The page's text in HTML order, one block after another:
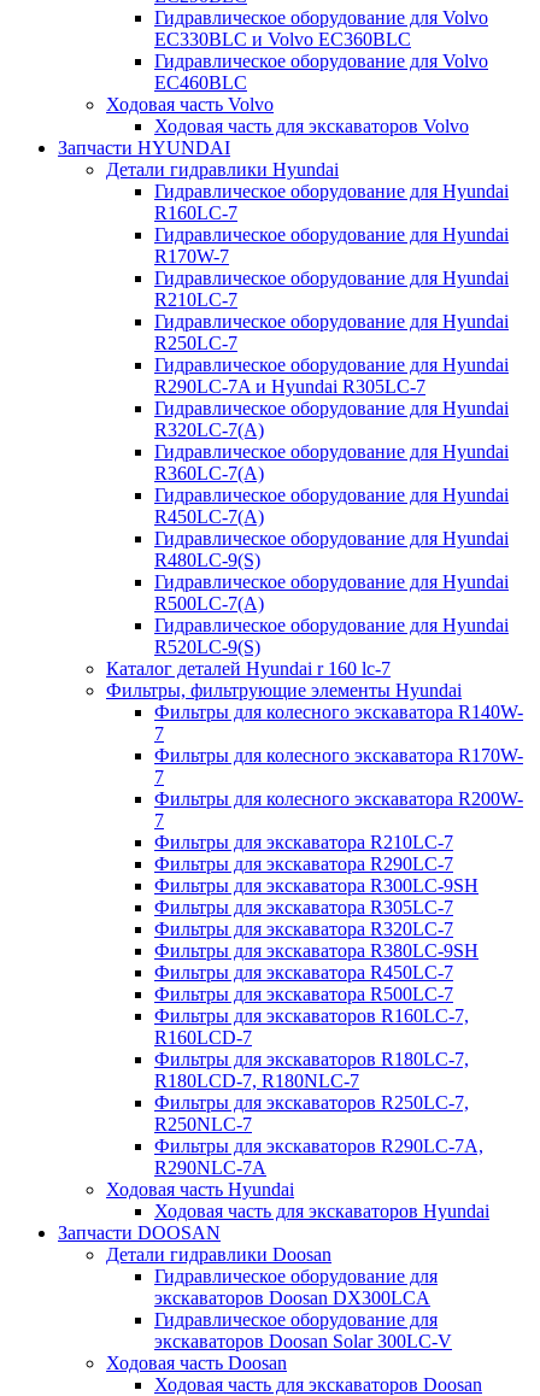
Гидравлическое оборудование для Volvo
EC330BLC и Volvo EC360BLC
Гидравлическое оборудование для Volvo
EC460BLC
Ходовая часть Volvo
Ходовая часть для экскаваторов Volvo
Запчасти HYUNDAI
Детали гидравлики Hyundai
Гидравлическое оборудование для Hyundai
R160LC-7
Гидравлическое оборудование для Hyundai
R170W-7
Гидравлическое оборудование для Hyundai
R210LC-7
Гидравлическое оборудование для Hyundai
R250LC-7
Гидравлическое оборудование для Hyundai
R290LC-7A и Hyundai R305LC-7
Гидравлическое оборудование для Hyundai
R320LC-7(A)
Гидравлическое оборудование для Hyundai
R360LC-7(A)
Гидравлическое оборудование для Hyundai
R450LC-7(A)
Гидравлическое оборудование для Hyundai
R480LC-9(S)
Гидравлическое оборудование для Hyundai
R500LC-7(A)
Гидравлическое оборудование для Hyundai
R520LC-9(S)
Каталог деталей Hyundai r 160 lc-7
Фильтры, фильтрующие элементы Hyundai
Фильтры для колесного экскаватора R140W-
7
Фильтры для колесного экскаватора R170W-
7
Фильтры для колесного экскаватора R200W-
7
Фильтры для экскаватора R210LC-7
Фильтры для экскаватора R290LC-7
Фильтры для экскаватора R300LC-9SH
Фильтры для экскаватора R305LC-7
Фильтры для экскаватора R320LC-7
Фильтры для экскаватора R380LC-9SH
Фильтры для экскаватора R450LC-7
Фильтры для экскаватора R500LC-7
Фильтры для экскаваторов R160LC-7,
R160LCD-7
Фильтры для экскаваторов R180LC-7,
R180LCD-7, R180NLC-7
Фильтры для экскаваторов R250LC-7,
R250NLC-7
Фильтры для экскаваторов R290LC-7A,
R290NLC-7A
Ходовая часть Hyundai
Ходовая часть для экскаваторов Hyundai
Запчасти DOOSAN
Детали гидравлики Doosan
Гидравлическое оборудование для
экскаваторов Doosan DX300LCA
Гидравлическое оборудование для
экскаваторов Doosan Solar 300LC-V
Ходовая часть Doosan
Ходовая часть для экскаваторов Doosan